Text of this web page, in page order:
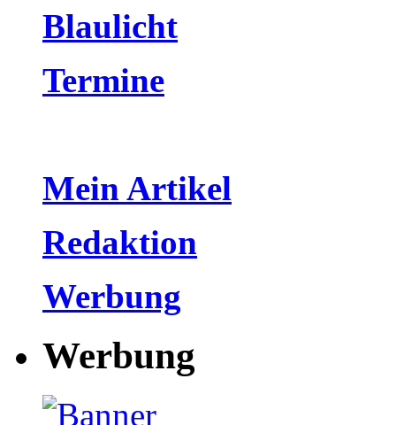
Blaulicht
Termine
Mein Artikel
Redaktion
Werbung
Werbung